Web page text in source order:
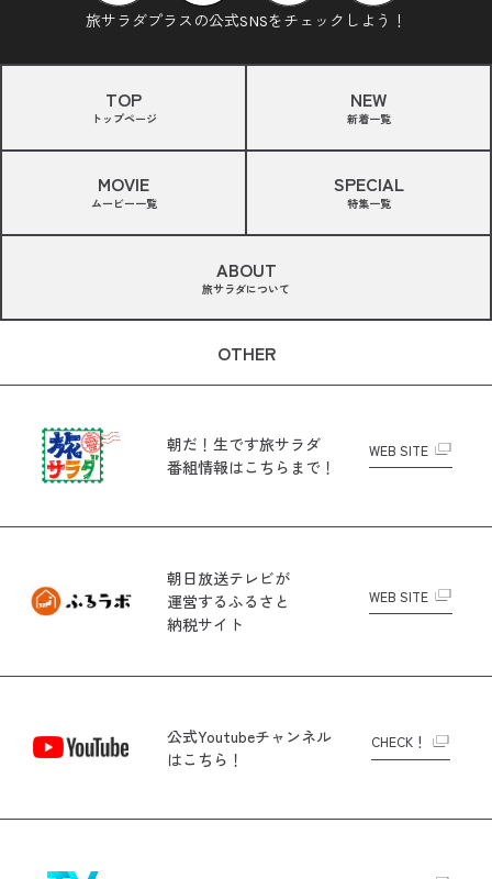
旅サラダプラスの公式SNSをチェックしよう！
TOP
トップページ
NEW
新着一覧
MOVIE
ムービー一覧
SPECIAL
特集一覧
ABOUT
旅サラダについて
OTHER
朝だ！生です旅サラダ
番組情報はこちらまで！
WEB SITE
朝日放送テレビが
運営するふるさと
納税サイト
WEB SITE
公式Youtubeチャンネル
はこちら！
CHECK！